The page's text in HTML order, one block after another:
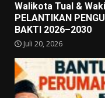
Walikota Tual &
PELANTIKAN
BAKTI 2026–2030
Juli 20, 2026